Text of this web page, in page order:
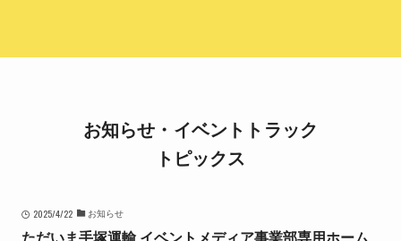
お知らせ・イベントトラック
トピックス
2025/4/22 お知らせ
ただいま手塚運輸 イベントメディア事業部専用ホーム